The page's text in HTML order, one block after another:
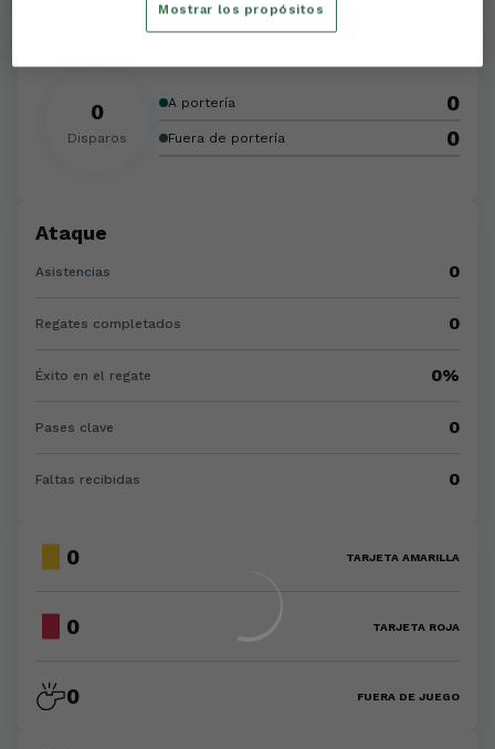
0
Disparos
A portería 0
Fuera de portería 0
Ataque
Asistencias 0
Regates completados 0
Éxito en el regate 0%
Pases clave 0
Faltas recibidas 0
0 TARJETA AMARILLA
0 TARJETA ROJA
0 FUERA DE JUEGO
Mostrar los propósitos